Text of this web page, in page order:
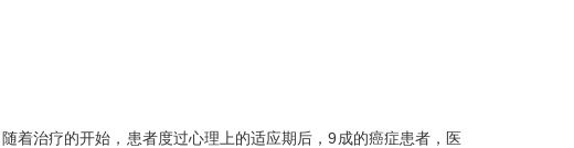
着治疗的开始，患者度过心理上的适应期后，9成的癌症患者，医